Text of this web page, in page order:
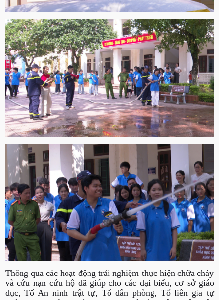
Thông qua các hoạt động trải nghiệm thực hiện chữa cháy
và cứu nạn cứu hộ đã giúp cho các đại biểu, cơ sở giáo
dục, Tổ An ninh trật tự, Tổ dân phòng, Tổ liên gia tự